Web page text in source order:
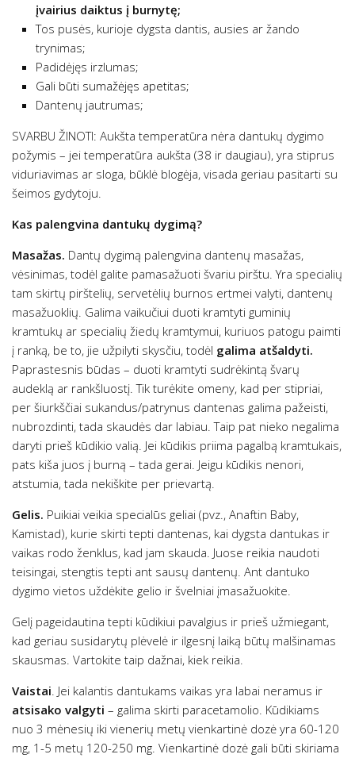
įvairius daiktus į burnytę;
Tos pusės, kurioje dygsta dantis, ausies ar žando
trynimas;
Padidėjęs irzlumas;
Gali būti sumažėjęs apetitas;
Dantenų jautrumas;
SVARBU ŽINOTI: Aukšta temperatūra nėra dantukų dygimo
požymis – jei temperatūra aukšta (38 ir daugiau), yra stiprus
viduriavimas ar sloga, būklė blogėja, visada geriau pasitarti su
šeimos gydytoju.
Kas palengvina dantukų dygimą?
Masažas. Dantų dygimą palengvina dantenų masažas,
vėsinimas, todėl galite pamasažuoti švariu pirštu. Yra specialių
tam skirtų pirštelių, servetėlių burnos ertmei valyti, dantenų
masažuoklių. Galima vaikučiui duoti kramtyti guminių
kramtukų ar specialių žiedų kramtymui, kuriuos patogu paimti
į ranką, be to, jie užpilyti skysčiu, todėl galima atšaldyti.
Paprastesnis būdas – duoti kramtyti sudrėkintą švarų
audeklą ar rankšluostį. Tik turėkite omeny, kad per stipriai,
per šiurkščiai sukandus/patrynus dantenas galima pažeisti,
nubrozdinti, tada skaudės dar labiau. Taip pat nieko negalima
daryti prieš kūdikio valią. Jei kūdikis priima pagalbą kramtukais,
pats kiša juos į burną – tada gerai. Jeigu kūdikis nenori,
atstumia, tada nekiškite per prievartą.
Gelis. Puikiai veikia specialūs geliai (pvz., Anaftin Baby,
Kamistad), kurie skirti tepti dantenas, kai dygsta dantukas ir
vaikas rodo ženklus, kad jam skauda. Juose reikia naudoti
teisingai, stengtis tepti ant sausų dantenų. Ant dantuko
dygimo vietos uždėkite gelio ir švelniai įmasažuokite.
Gelį pageidautina tepti kūdikiui pavalgius ir prieš užmiegant,
kad geriau susidarytų plėvelė ir ilgesnį laiką būtų malšinamas
skausmas. Vartokite taip dažnai, kiek reikia.
Vaistai. Jei kalantis dantukams vaikas yra labai neramus ir
atsisako valgyti – galima skirti paracetamolio. Kūdikiams
nuo 3 mėnesių iki vienerių metų vienkartinė dozė yra 60-120
mg, 1-5 metų 120-250 mg. Vienkartinė dozė gali būti skiriama